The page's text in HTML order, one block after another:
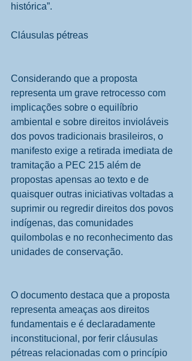
histórica”.
Cláusulas pétreas
Considerando que a proposta
representa um grave retrocesso com
implicações sobre o equilíbrio
ambiental e sobre direitos invioláveis
dos povos tradicionais brasileiros, o
manifesto exige a retirada imediata de
tramitação a PEC 215 além de
propostas apensas ao texto e de
quaisquer outras iniciativas voltadas a
suprimir ou regredir direitos dos povos
indígenas, das comunidades
quilombolas e no reconhecimento das
unidades de conservação.
O documento destaca que a proposta
representa ameaças aos direitos
fundamentais e é declaradamente
inconstitucional, por ferir cláusulas
pétreas relacionadas com o princípio